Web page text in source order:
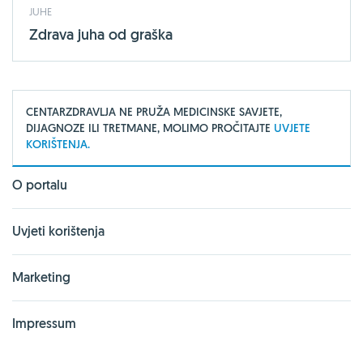
JUHE
Zdrava juha od graška
CENTARZDRAVLJA NE PRUŽA MEDICINSKE SAVJETE,
DIJAGNOZE ILI TRETMANE, MOLIMO PROČITAJTE UVJETE
KORIŠTENJA.
O portalu
Uvjeti korištenja
Marketing
Impressum